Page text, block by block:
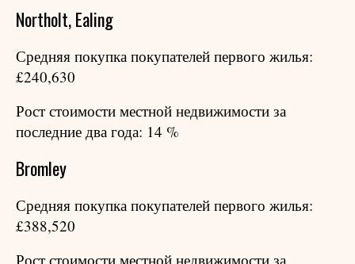
Northolt, Ealing
Средняя покупка покупателей первого жилья:
£240,630
Рост стоимости местной недвижимости за
последние два года: 14 %
Bromley
Средняя покупка покупателей первого жилья:
£388,520
Рост стоимости местной недвижимости за